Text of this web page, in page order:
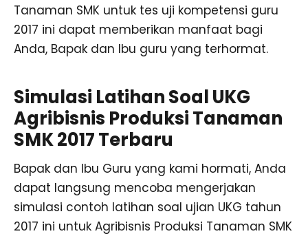
Tanaman SMK untuk tes uji kompetensi guru
2017 ini dapat memberikan manfaat bagi
Anda, Bapak dan Ibu guru yang terhormat.
Simulasi Latihan Soal UKG
Agribisnis Produksi Tanaman
SMK 2017 Terbaru
Bapak dan Ibu Guru yang kami hormati, Anda
dapat langsung mencoba mengerjakan
simulasi contoh latihan soal ujian UKG tahun
2017 ini untuk Agribisnis Produksi Tanaman SMK